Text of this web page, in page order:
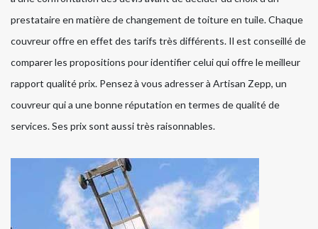
prestataire en matière de changement de toiture en tuile. Chaque
couvreur offre en effet des tarifs très différents. Il est conseillé de
comparer les propositions pour identifier celui qui offre le meilleur
rapport qualité prix. Pensez à vous adresser à Artisan Zepp, un
couvreur qui a une bonne réputation en termes de qualité de
services. Ses prix sont aussi très raisonnables.